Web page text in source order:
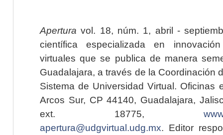
Apertura vol. 18, núm. 1, abril -
científica especializada en
virtuales que se publica de manera
Guadalajara, a través de la Coordinación
Sistema de Universidad Virtual. Oficinas
Arcos Sur, CP 44140, Guadalajara,
ext. 18775,
apertura@udgvirtual.udg.mx. Editor